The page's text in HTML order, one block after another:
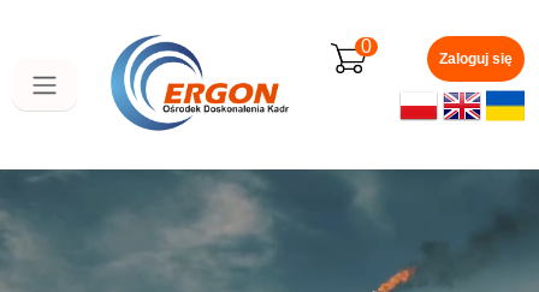
zawartości
0
Zaloguj się